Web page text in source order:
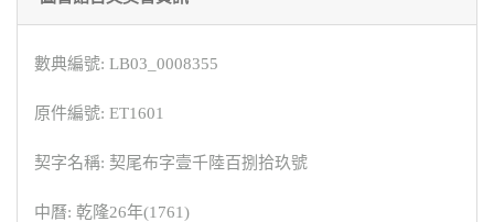
數典編號: LB03_0008355
原件編號: ET1601
契字名稱: 契尾布字壹千陸百捌拾玖號
中曆: 乾隆26年(1761)